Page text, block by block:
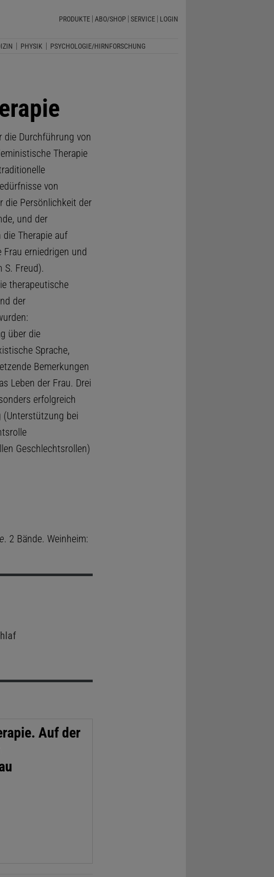
PRODUKTE ABO/SHOP SERVICE LOGIN
PHYSIK PSYCHOLOGIE/HIRNFORSCHUNG
Durchführung von
Therapie
von
die Persönlichkeit der
und der
Therapie auf
erniedrigen und
S. Freud).
therapeutische
der
über die
Sprache,
Bemerkungen
Leben der Frau. Drei
erfolgreich
(Unterstützung bei
Geschlechtsrollen)
. 2 Bände. Weinheim:
Auf der